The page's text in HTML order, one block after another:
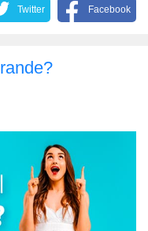
Twitter Facebook